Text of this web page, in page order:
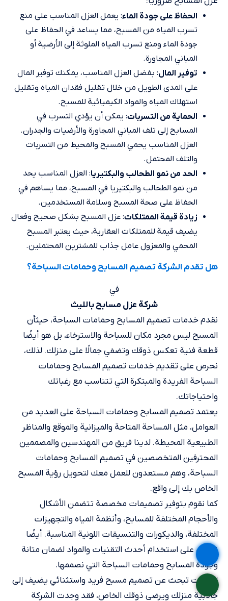
الحفاظ على جودة الماء: يعمل العزل المناسب على منع
تسرب المياه من المسبح، مما يساعد في الحفاظ على
جودة الماء ومنع تسرب المياه الملوثة إلى الأرضية أو
المباني المجاورة.
توفير المال: بفضل العزل المناسب، يمكنك توفير المال
على المدى الطويل من خلال تقليل فقدان المياه وتقليل
استهلاك المياه والمواد الكيميائية للمسبح.
الحماية من التسربات: يمكن أن يؤدي التسرب في
المسابح إلى تلف المباني المجاورة والأرضيات والجدران.
العزل المناسب يحمي المسبح والمحيط من التسربات
والتلف المحتمل.
الحد من نمو الطحالب والبكتيريا: العزل المناسب يحد
من نمو الطحالب والبكتيريا في المسبح، مما يساهم في
الحفاظ على صحة المسبح وسلامة المستخدمين.
زيادة قيمة الممتلكات: عزل المسبح بشكل صحيح وفعال
يضيف قيمة للممتلكات العقارية، حيث يعتبر المسبح
المحمي والمعزول عامل جذاب للمشترين المحتملين.
هل تقدم الشركة تصميم المسابح وحمامات السباحة؟
في
شركة عزل مسابح بالليث
نقدم خدمات تصميم المسابح وحمامات السباحة، حيثأن
المسبح ليس مجرد مكان للسباحة والاسترخاء، بل هو أيضًا
قطعة فنية تعكس ذوقك وتضفي جمالًا على منزلك. لذلك،
نحرص على تقديم خدمات تصميم المسابح وحمامات
السباحة الفريدة والمبتكرة التي تتناسب مع رغباتك
واحتياجاتك.
يعتمد تصميم المسابح وحمامات السباحة على العديد من
العوامل، مثل المساحة المتاحة والميزانية والموقع والمناظر
الطبيعية المحيطة. لدينا فريق من المهندسين والمصممين
المحترفين المتخصصين في تصميم المسابح وحمامات
السباحة، وهم مستعدون للعمل معك لتحويل رؤية المسبح
الخاص بك إلى واقع.
كما نقوم بتوفير تصميمات مخصصة تتضمن الأشكال
والأحجام المختلفة للمسابح، وأنظمة المياه والتجهيزات
المختلفة، والديكورات والتنسيقات اللونية المناسبة. أيضًا
نحرص على استخدام أحدث التقنيات والمواد لضمان متانة
وجودة المسابح وحمامات السباحة التي نصممها.
إذا كنت تبحث عن تصميم مسبح فريد واستثنائي يضيف إلى
جاذبية منزلك ويرضي ذوقك الخاص، فقد وجدت الشركة